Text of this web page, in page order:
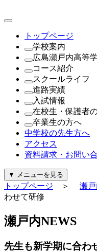
トップページ
学校案内
理事長・学園
教育方針・校
沿革
制服紹介
施設紹介
寄付金につい
一般事業主行
広島瀬戸内高等
これが瀬戸内
コース紹介
（1年次）
進学探究コー
探究コース
（2年次・3年
理系探究コー
文系探究コー
進路探究コー
（新設）
ビューティー
スクールライフ
瀬戸内NEWS
年間行事
公開行事日程
クラブ活動
生徒会活動
進路実績
進路実績
進路指導
入試情報
公開行事日程
生徒募集要項
過去問題（
パンフレット
在校生・保護者
就学支援金・
広島県私学関
奨学金につい
給付金につい
行事カレンダ
公式Instagram
証明書の発行
卒業生の方へ
証明書の発行
中学校の先生方へ
アクセス
資料請求・お問い
▼ メニューを見る
トップページ ＞ 瀬
わせて研修
瀬戸内NEWS
先生も新学期に合わ